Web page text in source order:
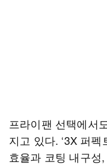
프라이팬 선택에서
지고 있다. ‘3X 퍼
효율과 코팅 내구성